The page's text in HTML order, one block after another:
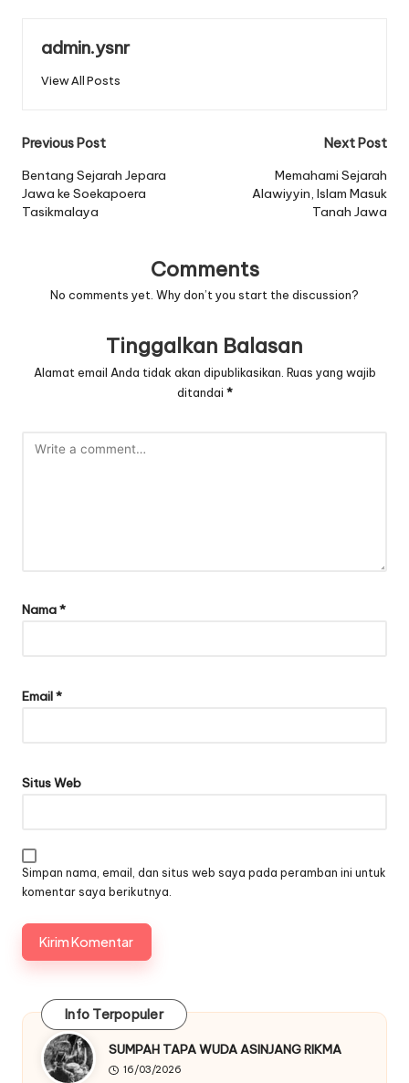
admin.ysnr
View All Posts
Post
navigation
Previous Post
Bentang Sejarah Jepara
Jawa ke Soekapoera
Tasikmalaya
Next Post
Memahami Sejarah
Alawiyyin, Islam Masuk
Tanah Jawa
Comments
No comments yet. Why don’t you start the discussion?
Tinggalkan Balasan
Alamat email Anda tidak akan dipublikasikan. Ruas yang wajib
ditandai *
Nama*
Email*
Situs Web
Simpan nama, email, dan situs web saya pada peramban ini untuk
komentar saya berikutnya.
Info Terpopuler
SUMPAH TAPA WUDA ASINJANG RIKMA
16/03/2026